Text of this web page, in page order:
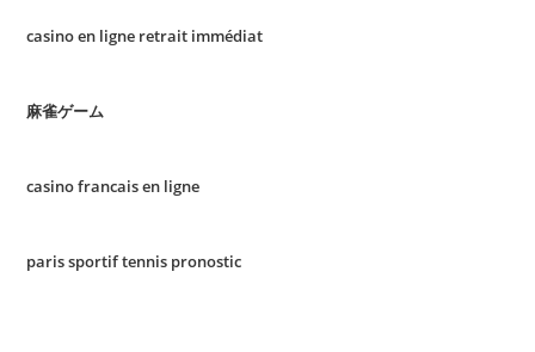
casino en ligne retrait immédiat
麻雀ゲーム
casino francais en ligne
paris sportif tennis pronostic